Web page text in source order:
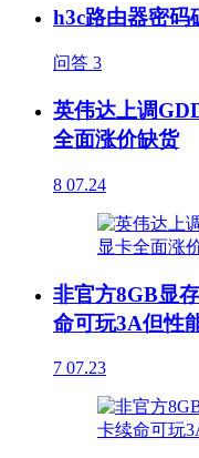
h3c路由器密码
问答 3
英伟达上调
全面涨价缺货
8 07.24
非官方8GB显
命可玩3A但性
7 07.23